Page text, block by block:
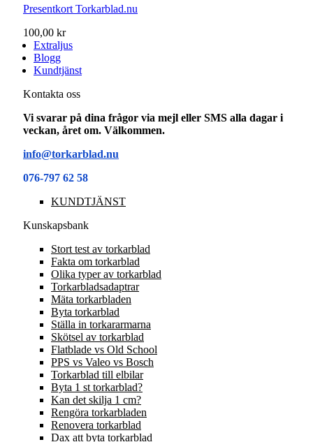
Presentkort Torkarblad.nu
100,00 kr
Extraljus
Blogg
Kundtjänst
Kontakta oss
Vi svarar på dina frågor via mejl eller SMS alla dagar i
veckan, året om. Välkommen.
info@torkarblad.nu
076-797 62 58
KUNDTJÄNST
Kunskapsbank
Stort test av torkarblad
Fakta om torkarblad
Olika typer av torkarblad
Torkarbladsadaptrar
Mäta torkarbladen
Byta torkarblad
Ställa in torkararmarna
Skötsel av torkarblad
Flatblade vs Old School
PPS vs Valeo vs Bosch
Torkarblad till elbilar
Byta 1 st torkarblad?
Kan det skilja 1 cm?
Rengöra torkarbladen
Renovera torkarblad
Dax att byta torkarblad